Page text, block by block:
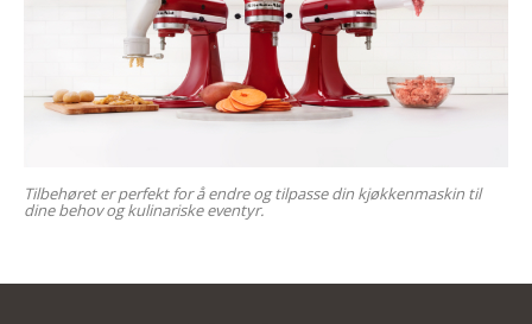
Tilbehøret er perfekt for å endre og tilpasse din kjøkkenmaskin til
dine behov og kulinariske eventyr.